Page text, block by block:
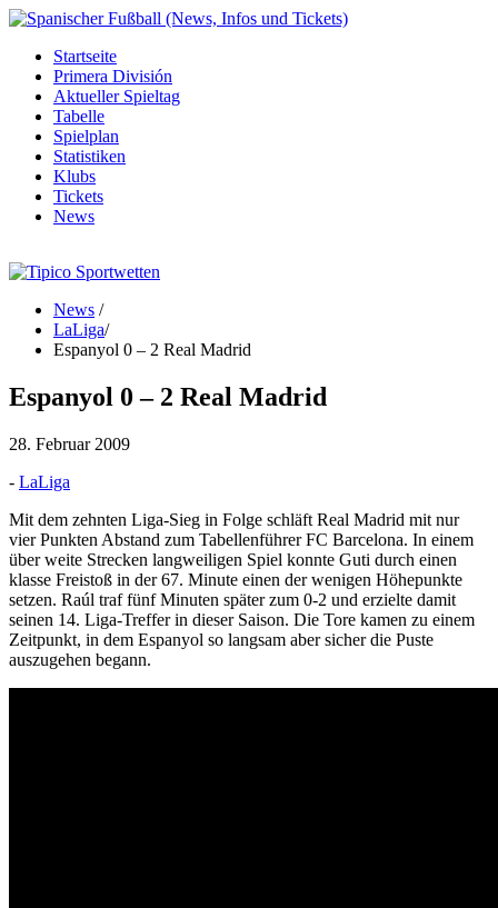
Startseite
Primera División
Aktueller Spieltag
Tabelle
Spielplan
Statistiken
Klubs
Tickets
News
News /
LaLiga/
Espanyol 0 – 2 Real Madrid
Espanyol 0 – 2 Real Madrid
28. Februar 2009
- LaLiga
Mit dem zehnten Liga-Sieg in Folge schläft Real Madrid mit nur
vier Punkten Abstand zum Tabellenführer FC Barcelona. In einem
über weite Strecken langweiligen Spiel konnte Guti durch einen
klasse Freistoß in der 67. Minute einen der wenigen Höhepunkte
setzen. Raúl traf fünf Minuten später zum 0-2 und erzielte damit
seinen 14. Liga-Treffer in dieser Saison. Die Tore kamen zu einem
Zeitpunkt, in dem Espanyol so langsam aber sicher die Puste
auszugehen begann.